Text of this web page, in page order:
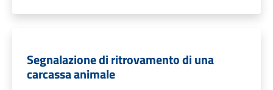
Segnalazione di ritrovamento di una
carcassa animale